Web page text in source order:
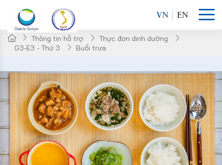
VN EN
Thông tin hỗ trợ
Thực đơn dinh dưỡng
G3-E3 - Thứ 3
Buổi trưa